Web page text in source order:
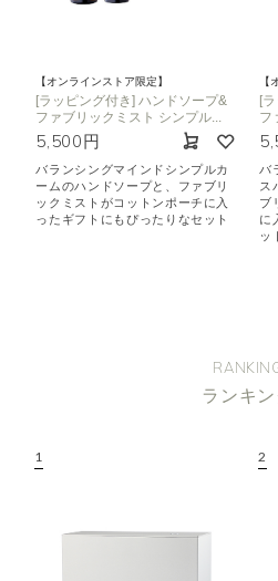
【オンラインストア限定】
[ラッピング付き] ハンドソープ&
ファブリックミスト シンプル...
5,500円
バランシングマインドシンプルカ
ームのハンドソープと、ファブリ
ックミストがコットンポーチに入
ったギフトにもぴったりなセット
【
[
フ
バ
ス
ブ
に
ッ
ランキ